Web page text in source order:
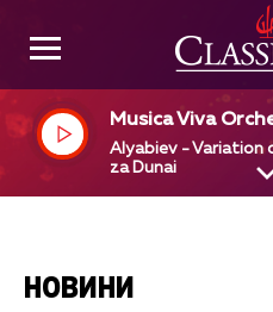
Musica Viva
Alyabiev - Variation
za Dunai
НОВИНИ